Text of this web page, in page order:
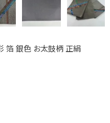
箔 銀色 お太鼓柄 正絹